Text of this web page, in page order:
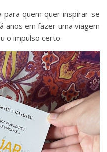
quem quer inspirar-se
anos em fazer uma viagem
o impulso certo.